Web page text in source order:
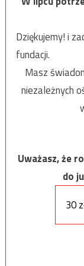
Dziękujemy! i
fundacji.
Masz
niezależnych
Uważasz, że
do
30